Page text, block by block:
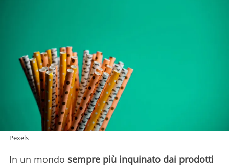
Pexels
In un mondo sempre più inquinato dai prodotti